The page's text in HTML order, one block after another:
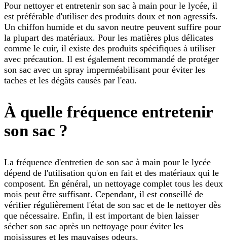
Pour nettoyer et entretenir son sac à main pour le lycée, il
est préférable d'utiliser des produits doux et non agressifs.
Un chiffon humide et du savon neutre peuvent suffire pour
la plupart des matériaux. Pour les matières plus délicates
comme le cuir, il existe des produits spécifiques à utiliser
avec précaution. Il est également recommandé de protéger
son sac avec un spray imperméabilisant pour éviter les
taches et les dégâts causés par l'eau.
À quelle fréquence entretenir
son sac ?
La fréquence d'entretien de son sac à main pour le lycée
dépend de l'utilisation qu'on en fait et des matériaux qui le
composent. En général, un nettoyage complet tous les deux
mois peut être suffisant. Cependant, il est conseillé de
vérifier régulièrement l'état de son sac et de le nettoyer dès
que nécessaire. Enfin, il est important de bien laisser
sécher son sac après un nettoyage pour éviter les
moisissures et les mauvaises odeurs.